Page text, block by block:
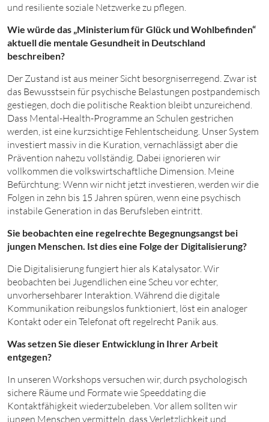
und resiliente soziale Netzwerke zu pflegen.
Wie würde das „Ministerium für Glück und Wohlbefinden“
aktuell die mentale Gesundheit in Deutschland
beschreiben?
Der Zustand ist aus meiner Sicht besorgniserregend. Zwar ist
das Bewusstsein für psychische Belastungen postpandemisch
gestiegen, doch die politische Reaktion bleibt unzureichend.
Dass Mental-Health-Programme an Schulen gestrichen
werden, ist eine kurzsichtige Fehlentscheidung. Unser System
investiert massiv in die Kuration, vernachlässigt aber die
Prävention nahezu vollständig. Dabei ignorieren wir
vollkommen die volkswirtschaftliche Dimension. Meine
Befürchtung: Wenn wir nicht jetzt investieren, werden wir die
Folgen in zehn bis 15 Jahren spüren, wenn eine psychisch
instabile Generation in das Berufsleben eintritt.
Sie beobachten eine regelrechte Begegnungsangst bei
jungen Menschen. Ist dies eine Folge der Digitalisierung?
Die Digitalisierung fungiert hier als Katalysator. Wir
beobachten bei Jugendlichen eine Scheu vor echter,
unvorhersehbarer Interaktion. Während die digitale
Kommunikation reibungslos funktioniert, löst ein analoger
Kontakt oder ein Telefonat oft regelrecht Panik aus.
Was setzen Sie dieser Entwicklung in Ihrer Arbeit
entgegen?
In unseren Workshops versuchen wir, durch psychologisch
sichere Räume und Formate wie Speeddating die
Kontaktfähigkeit wiederzubeleben. Vor allem sollten wir
jungen Menschen vermitteln, dass Verletzlichkeit und